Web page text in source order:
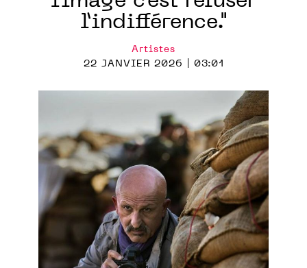
l’indifférence."
Artistes
22 JANVIER 2026 | 03:01